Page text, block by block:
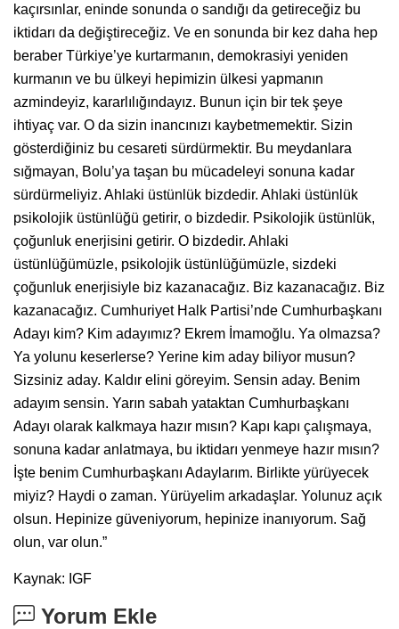
kaçırsınlar, eninde sonunda o sandığı da getireceğiz bu
iktidarı da değiştireceğiz. Ve en sonunda bir kez daha hep
beraber Türkiye’ye kurtarmanın, demokrasiyi yeniden
kurmanın ve bu ülkeyi hepimizin ülkesi yapmanın
azmindeyiz, kararlılığındayız. Bunun için bir tek şeye
ihtiyaç var. O da sizin inancınızı kaybetmemektir. Sizin
gösterdiğiniz bu cesareti sürdürmektir. Bu meydanlara
sığmayan, Bolu’ya taşan bu mücadeleyi sonuna kadar
sürdürmeliyiz. Ahlaki üstünlük bizdedir. Ahlaki üstünlük
psikolojik üstünlüğü getirir, o bizdedir. Psikolojik üstünlük,
çoğunluk enerjisini getirir. O bizdedir. Ahlaki
üstünlüğümüzle, psikolojik üstünlüğümüzle, sizdeki
çoğunluk enerjisiyle biz kazanacağız. Biz kazanacağız. Biz
kazanacağız. Cumhuriyet Halk Partisi’nde Cumhurbaşkanı
Adayı kim? Kim adayımız? Ekrem İmamoğlu. Ya olmazsa?
Ya yolunu keserlerse? Yerine kim aday biliyor musun?
Sizsiniz aday. Kaldır elini göreyim. Sensin aday. Benim
adayım sensin. Yarın sabah yataktan Cumhurbaşkanı
Adayı olarak kalkmaya hazır mısın? Kapı kapı çalışmaya,
sonuna kadar anlatmaya, bu iktidarı yenmeye hazır mısın?
İşte benim Cumhurbaşkanı Adaylarım. Birlikte yürüyecek
miyiz? Haydi o zaman. Yürüyelim arkadaşlar. Yolunuz açık
olsun. Hepinize güveniyorum, hepinize inanıyorum. Sağ
olun, var olun.”
Kaynak: IGF
Yorum Ekle